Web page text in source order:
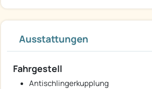
Ausstattungen
Fahrgestell
Antischlingerkupplung